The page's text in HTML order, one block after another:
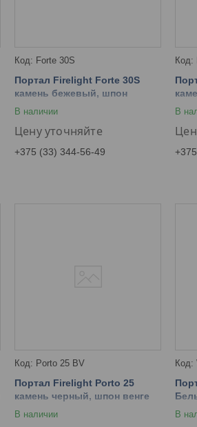
Forte 30S
Портал Firelight Forte 30S
камень бежевый, шпон
темный дуб
В наличии
Цену уточняйте
+375 (33) 344-56-49
В
Porto 25 BV
Портал Firelight Porto 25
камень черный, шпон венге
В наличии В